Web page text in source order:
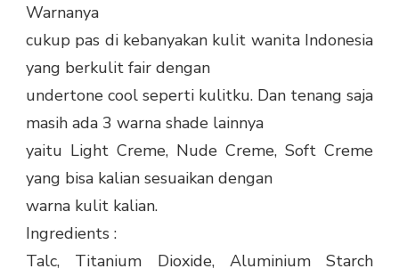
Warnanya
cukup pas di kebanyakan kulit wanita Indonesia
yang berkulit fair dengan
undertone cool seperti kulitku. Dan tenang saja
masih ada 3 warna shade lainnya
yaitu Light Creme, Nude Creme, Soft Creme
yang bisa kalian sesuaikan dengan
warna kulit kalian.
Ingredients :
Talc, Titanium Dioxide, Aluminium Starch